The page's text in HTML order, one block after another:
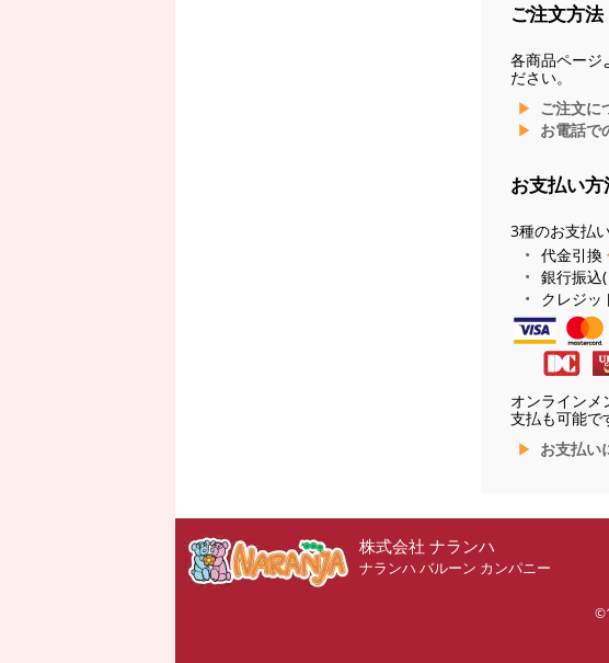
ご注文方法
各商品ページ
ださい。
ご注文に
お電話で
お支払い方
3種のお支払
代金引換
銀行振込
クレジッ
オンラインメ
支払も可能で
お支払い
株式会社 ナランハ
ナランハ バルーン カンパニー